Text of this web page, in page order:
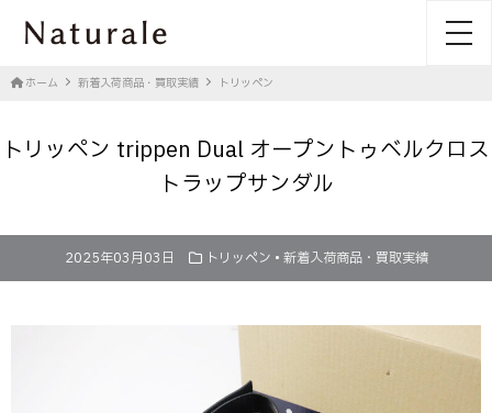
ホーム 新着入荷商品・買取実績 トリッペン
トリッペン trippen Dual オープントゥベルクロス
トラップサンダル
2025年03月03日 トリッペン • 新着入荷商品・買取実績